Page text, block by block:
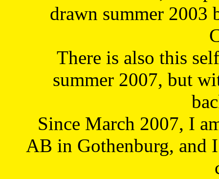
drawn summer 2003
There is also this
summer 2007, but
Since March 2007, I
AB in Gothenburg, and